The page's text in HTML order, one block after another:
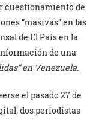
cuestionamiento de
“masivas” en las
de El País en la
de una
en Venezuela.
el pasado 27 de
dos periodistas